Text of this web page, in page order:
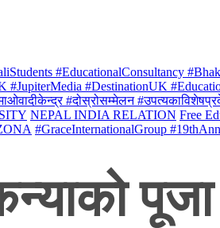
#EducationalConsultancy
#DestinationUK
#दोस्रोसम्मेलन
NEPAL INDIA RELATION Free
#GraceInternationalGroup